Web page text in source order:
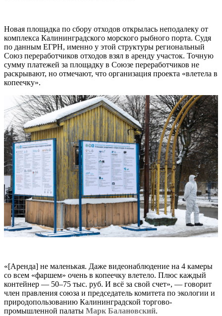
Новая площадка по сбору отходов открылась неподалеку от
комплекса Калининградского морского рыбного порта. Судя
по данным ЕГРН, именно у этой структуры региональный
Союз переработчиков отходов взял в аренду участок. Точную
сумму платежей за площадку в Союзе переработчиков не
раскрывают, но отмечают, что организация проекта «влетела в
копеечку».
«[Аренда] не маленькая. Даже видеонаблюдение на 4 камеры
со всем «фаршем» очень в копеечку влетело. Плюс каждый
контейнер — 50–75 тыс. руб. И всё за свой счет», — говорит
член правления союза и председатель комитета по экологии и
природопользованию Калининградской торгово-
промышленной палаты Марк Балановский.